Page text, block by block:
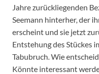
Jahre zurückliegenden
Seemann hinterher, der
erscheint und sie jetzt
Entstehung des Stückes
Tabubruch. Wie
Könnte interessant